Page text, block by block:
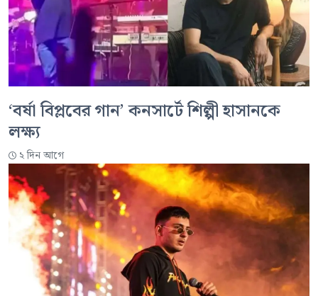
‘বর্ষা বিপ্লবের গান’ কনসার্টে শিল্পী হাসানকে
লক্ষ্য
২ দিন আগে